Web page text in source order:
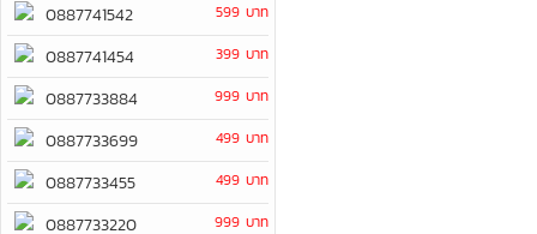
0887741542 599 บาท
0887741454 399 บาท
0887733884 999 บาท
0887733699 499 บาท
0887733455 499 บาท
0887733220 999 บาท